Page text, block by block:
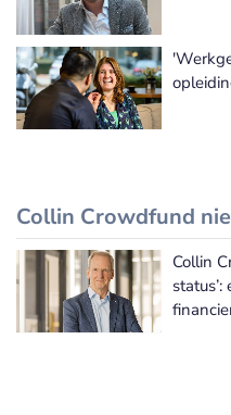
Collin Crowdfund
Collin